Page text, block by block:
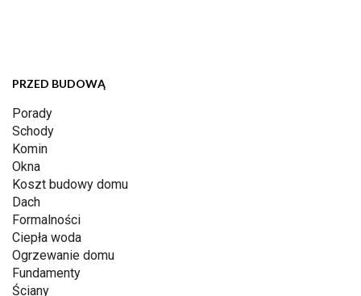
PRZED BUDOWĄ
Porady
Schody
Komin
Okna
Koszt budowy domu
Dach
Formalności
Ciepła woda
Ogrzewanie domu
Fundamenty
Ściany